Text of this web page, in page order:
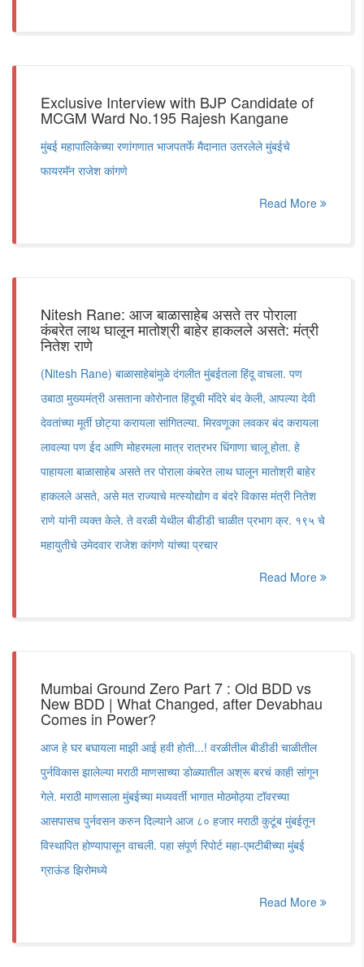
Exclusive Interview with BJP Candidate of
MCGM Ward No.195 Rajesh Kangane
मुंबई महापालिकेच्या रणांगणात भाजपतर्फे मैदानात उतरलेले मुंबईचे
फायरमॅन राजेश कांगणे
Read More
Nitesh Rane: आज बाळासाहेब असते तर पोराला
कंबरेत लाथ घालून मातोश्री बाहेर हाकलले असते: मंत्री
नितेश राणे
(Nitesh Rane) बाळासाहेबांमुळे दंगलीत मुंबईतला हिंदू वाचला. पण
उबाठा मुख्यमंत्री असताना कोरोनात हिंदूची मंदिरे बंद केली, आपल्या देवी
देवतांच्या मूर्ती छोट्या करायला सांगितल्या. मिरवणूका लवकर बंद करायला
लावल्या पण ईद आणि मोहरमला मात्र रात्रभर धिंगाणा चालू होता. हे
पाहायला बाळासाहेब असते तर पोराला कंबरेत लाथ घालून मातोश्री बाहेर
हाकलले असते, असे मत राज्याचे मत्स्योद्योग व बंदरे विकास मंत्री नितेश
राणे यांनी व्यक्त केले. ते वरळी येथील बीडीडी चाळीत प्रभाग क्र. १९५ चे
महायुतीचे उमेदवार राजेश कांगणे यांच्या प्रचार
Read More
Mumbai Ground Zero Part 7 : Old BDD vs
New BDD | What Changed, after Devabhau
Comes in Power?
आज हे घर बघायला माझी आई हवी होती...! वरळीतील बीडीडी चाळीतील
पुर्नविकास झालेल्या मराठी माणसाच्या डोळ्यातील अश्रू बरचं काही सांगून
गेले. मराठी माणसाला मुंबईच्या मध्यवर्ती भागात मोठमोठ्या टॉवरच्या
आसपासच पुर्नवसन करुन दिल्याने आज ८० हजार मराठी कुटूंब मुंबईतून
विस्थापित होण्यापासून वाचली. पहा संपूर्ण रिपोर्ट महा-एमटीबीच्या मुंबई
ग्राऊंड झिरोमध्ये
Read More